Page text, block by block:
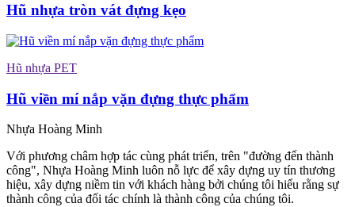
Hũ nhựa tròn vát đựng kẹo
Hũ nhựa PET
Hũ viền mí nắp vặn đựng thực phẩm
Nhựa Hoàng Minh
Với phương châm hợp tác cùng phát triển, trên "đường đến thành
công", Nhựa Hoàng Minh luôn nỗ lực để xây dựng uy tín thương
hiệu, xây dựng niềm tin với khách hàng bởi chúng tôi hiểu rằng sự
thành công của đối tác chính là thành công của chúng tôi.